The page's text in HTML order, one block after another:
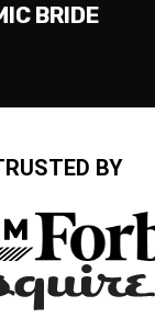
BRIDE
BY